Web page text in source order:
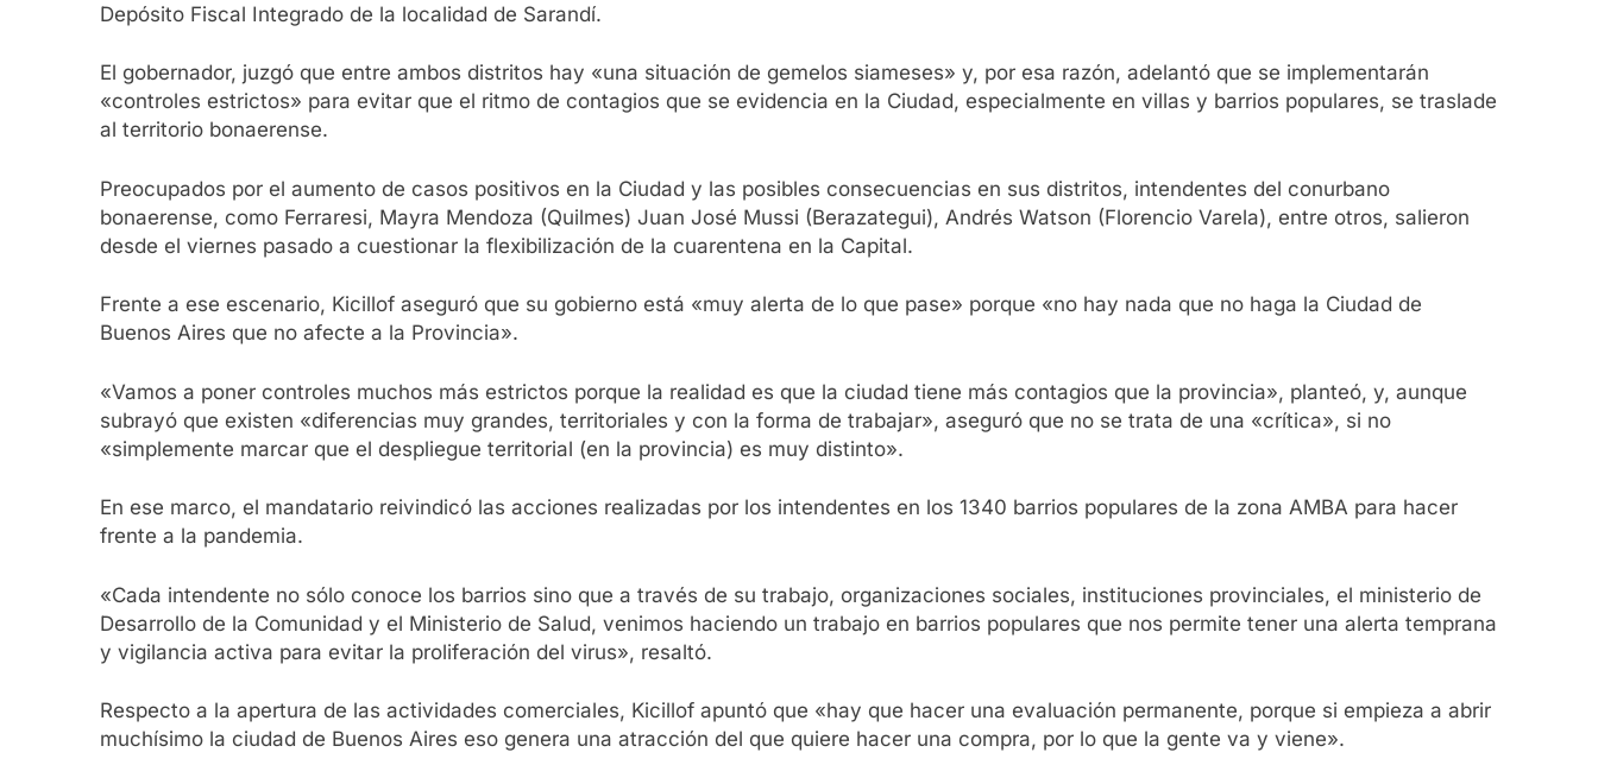
Depósito Fiscal Integrado de la localidad de Sarandí.
El gobernador, juzgó que entre ambos distritos hay «una situación de gemelos siameses» y, por esa razón, adelantó que se implementarán
«controles estrictos» para evitar que el ritmo de contagios que se evidencia en la Ciudad, especialmente en villas y barrios populares, se traslade
al territorio bonaerense.
Preocupados por el aumento de casos positivos en la Ciudad y las posibles consecuencias en sus distritos, intendentes del conurbano
bonaerense, como Ferraresi, Mayra Mendoza (Quilmes) Juan José Mussi (Berazategui), Andrés Watson (Florencio Varela), entre otros, salieron
desde el viernes pasado a cuestionar la flexibilización de la cuarentena en la Capital.
Frente a ese escenario, Kicillof aseguró que su gobierno está «muy alerta de lo que pase» porque «no hay nada que no haga la Ciudad de
Buenos Aires que no afecte a la Provincia».
«Vamos a poner controles muchos más estrictos porque la realidad es que la ciudad tiene más contagios que la provincia», planteó, y, aunque
subrayó que existen «diferencias muy grandes, territoriales y con la forma de trabajar», aseguró que no se trata de una «crítica», si no
«simplemente marcar que el despliegue territorial (en la provincia) es muy distinto».
En ese marco, el mandatario reivindicó las acciones realizadas por los intendentes en los 1340 barrios populares de la zona AMBA para hacer
frente a la pandemia.
«Cada intendente no sólo conoce los barrios sino que a través de su trabajo, organizaciones sociales, instituciones provinciales, el ministerio de
Desarrollo de la Comunidad y el Ministerio de Salud, venimos haciendo un trabajo en barrios populares que nos permite tener una alerta temprana
y vigilancia activa para evitar la proliferación del virus», resaltó.
Respecto a la apertura de las actividades comerciales, Kicillof apuntó que «hay que hacer una evaluación permanente, porque si empieza a abrir
muchísimo la ciudad de Buenos Aires eso genera una atracción del que quiere hacer una compra, por lo que la gente va y viene».